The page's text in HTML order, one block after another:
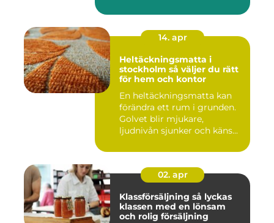
14. apr
Heltäckningsmatta i
stockholm så väljer du rätt
för hem och kontor
En heltäckningsmatta kan
förändra ett rum i grunden.
Golvet blir mjukare,
ljudnivån sjunker och käns...
02. apr
Klassförsäljning så lyckas
klassen med en lönsam
och rolig försäljning